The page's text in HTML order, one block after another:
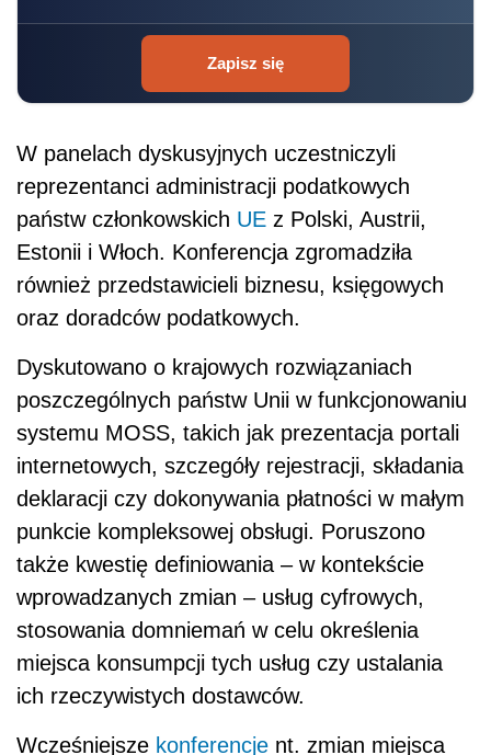
Zapisz się
W panelach dyskusyjnych uczestniczyli
reprezentanci administracji podatkowych
państw członkowskich UE z Polski, Austrii,
Estonii i Włoch. Konferencja zgromadziła
również przedstawicieli biznesu, księgowych
oraz doradców podatkowych.
Dyskutowano o krajowych rozwiązaniach
poszczególnych państw Unii w funkcjonowaniu
systemu MOSS, takich jak prezentacja portali
internetowych, szczegóły rejestracji, składania
deklaracji czy dokonywania płatności w małym
punkcie kompleksowej obsługi. Poruszono
także kwestię definiowania – w kontekście
wprowadzanych zmian – usług cyfrowych,
stosowania domniemań w celu określenia
miejsca konsumpcji tych usług czy ustalania
ich rzeczywistych dostawców.
Wcześniejsze konferencje nt. zmian miejsca